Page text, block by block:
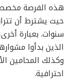
هذه الفرصة
حيث يشترط أن
سنوات. بعبارة
الذين بدأوا
وكذلك المحامين
احترافية.